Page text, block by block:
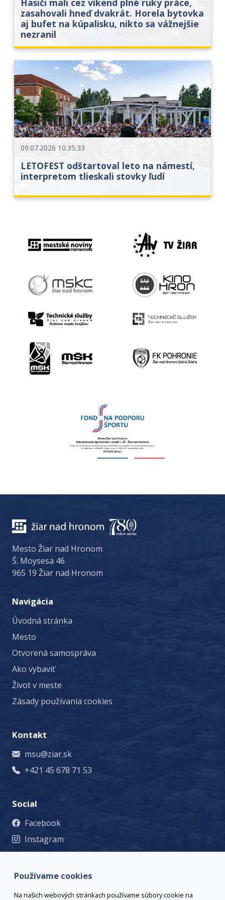
zasahovali hneď dvakrát. Horela bytovka
aj bufet na kúpalisku, nikto sa vážnejšie
nezranil
09.07.2026 10:35:33
LETOFEST odštartoval leto na námestí,
interpretom tlieskali stovky ľudí
Používame cookies
Na našich webových stránkach používame súbory cookie na
Mesto Žiar nad Hronom
Š. Moysesa 46
965 19 Žiar nad Hronom
Navigácia
Úvodná stránka
Mesto
Otvorená samospráva
Ako vybaviť
Život v meste
Zásady používania cookies
Kontakt
msu@ziar.sk
+421 45 678 71 53
Social
Facebook
Instagram
nad Hronom, +421 45 678 71 53, msu@ziar.sk,